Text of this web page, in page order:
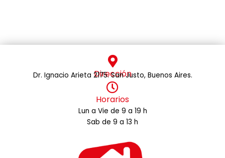
Dirección
Dr. Ignacio Arieta 2175. San Justo, Buenos Aires.
Horarios
Lun a Vie de 9 a 19 h
Sab de 9 a 13 h